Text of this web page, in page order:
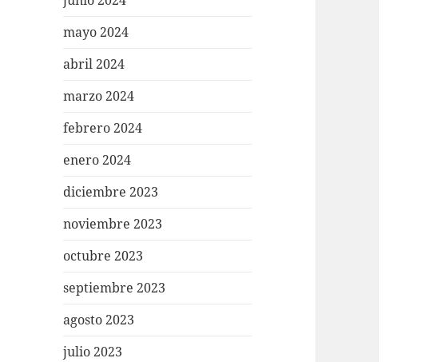
mayo 2024
abril 2024
marzo 2024
febrero 2024
enero 2024
diciembre 2023
noviembre 2023
octubre 2023
septiembre 2023
agosto 2023
julio 2023